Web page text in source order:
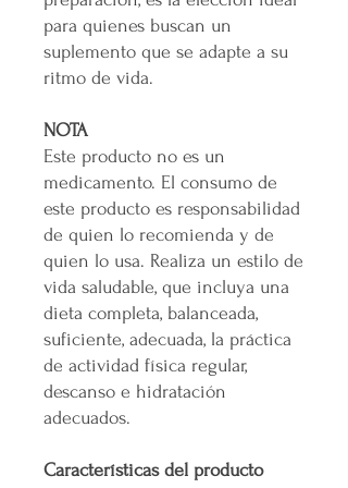
para quienes buscan un
suplemento que se adapte a su
ritmo de vida.
NOTA
Este producto no es un
medicamento. El consumo de
este producto es responsabilidad
de quien lo recomienda y de
quien lo usa. Realiza un estilo de
vida saludable, que incluya una
dieta completa, balanceada,
suficiente, adecuada, la práctica
de actividad física regular,
descanso e hidratación
adecuados.
Características del producto